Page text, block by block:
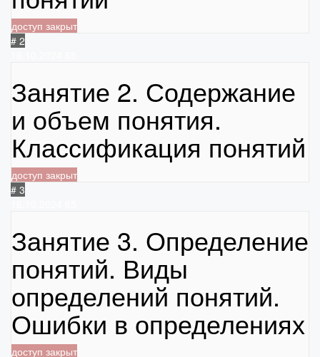
доступ закрыт
# 2
Занятие 2. Содержание
и объем понятия.
Классификация понятий
доступ закрыт
# 3
Занятие 3. Определение
понятий. Виды
определений понятий.
Ошибки в определениях
доступ закрыт